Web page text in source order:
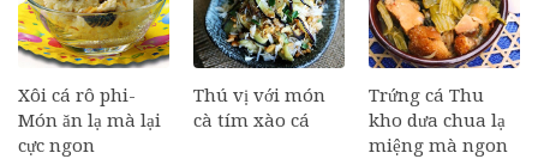
Xôi cá rô phi-
Món ăn lạ mà lại
cực ngon
Thú vị với món
cà tím xào cá
Trứng cá Thu
kho dưa chua lạ
miệng mà ngon